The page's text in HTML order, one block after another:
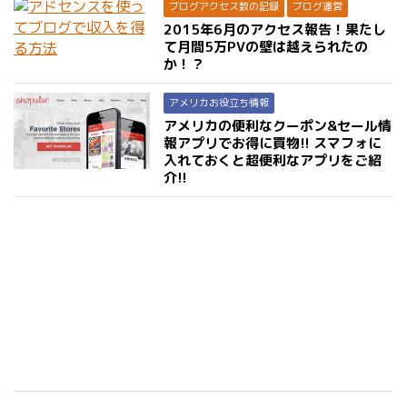
ブログアクセス数の記録 ブログ運営
2015年6月のアクセス報告！果たし
て月間5万PVの壁は越えられたの
か！？
アメリカお役立ち情報
アメリカの便利なクーポン&セール情
報アプリでお得に買物!! スマフォに
入れておくと超便利なアプリをご紹
介!!